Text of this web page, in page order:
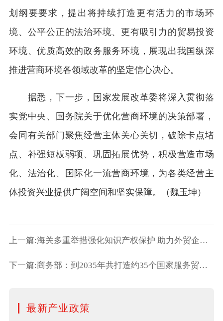
划纲要要求，提出将持续打造更有活力的市场环
境、公平公正的法治环境、更有吸引力的贸易投资
环境、优质高效的政务服务环境，展现出我国纵深
推进营商环境各领域改革的坚定信心决心。
据悉，下一步，国家发展改革委将深入贯彻落
实党中央、国务院关于优化营商环境的决策部署，
会同有关部门聚焦经营主体关心关切，破除卡点堵
点、补强短板弱项、巩固拓展优势，积极营造市场
化、法治化、国际化一流营商环境，为各类经营主
体投资兴业提供广阔空间和坚实保障。（魏玉坤）
上一篇:海关多重举措强化知识产权保护 助力外贸企业创新
下一篇:商务部：到2035年共打造约35个国家服务贸易创新发展示范区
最新产业政策